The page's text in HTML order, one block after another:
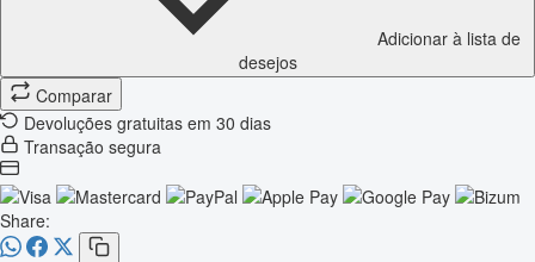
Adicionar à lista de
desejos
Comparar
Devoluções gratuitas em 30 dias
Transação segura
Share: